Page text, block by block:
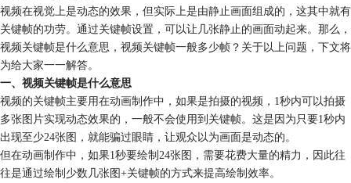
视频在视觉上是动态的效果，但实际上是由静止画面组成的，这其中就有
关键帧的功劳。通过关键帧设置，可以让几张静止的画面动起来。那么，
视频关键帧是什么意思，视频关键帧一般多少帧？关于以上问题，下文将
为给大家一一解答。
一、视频关键帧是什么意思
视频的关键帧主要用在动画制作中，如果是拍摄的视频，1秒内可以拍摄
多张图片实现动态效果的，一般不会使用到关键帧。这是因为只要1秒内
出现至少24张图，就能骗过眼睛，让观众以为画面是动态的。
但在动画制作中，如果1秒要绘制24张图，需要花费大量的精力，因此往
往是通过绘制少数几张图+关键帧的方式来提高绘制效率。